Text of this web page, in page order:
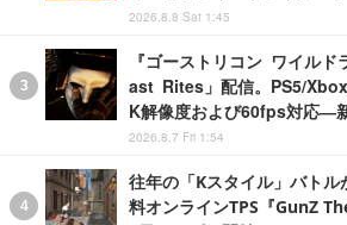
2026.8.8 Sat 1:45
『ゴーストリコン ワイルド
ast Rites」配信。PS5/
K解像度および60fps対応―
2026.8.7 Fri 1:54
往年の「Kスタイル」バト
料オンラインTPS『GunZ